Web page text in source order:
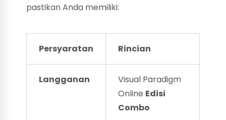
pastikan Anda memiliki:
Persyaratan Rincian
Langganan
Visual Paradigm
Online Edisi
Combo